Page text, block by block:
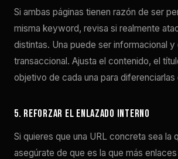
Si ambas páginas tienen razón de ser
misma keyword, revisa si realmente
distintas. Una puede ser informacional y
transaccional. Ajusta el contenido, el
objetivo de cada una para diferenciarlas
5. Reforzar el enlazado interno
Si quieres que una URL concreta sea la
asegúrate de que es la que más